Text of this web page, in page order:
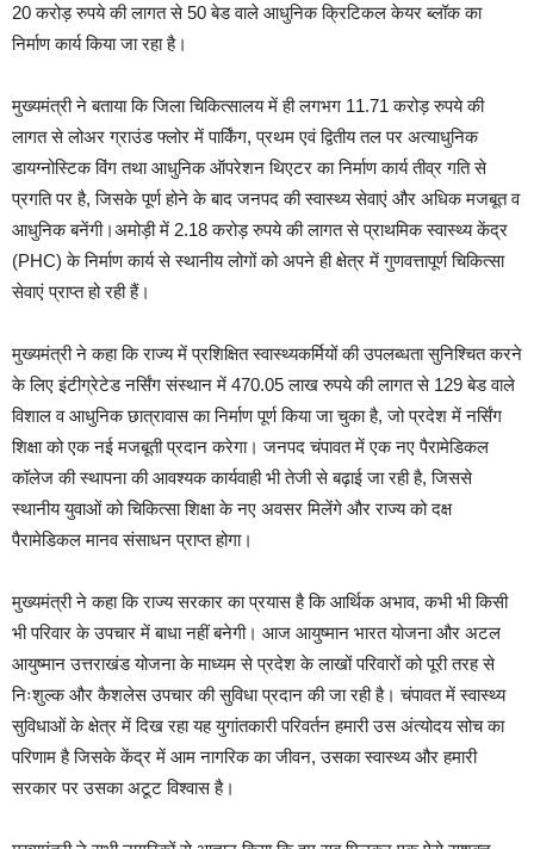
20 करोड़ रुपये की लागत से 50 बेड वाले आधुनिक क्रिटिकल केयर ब्लॉक का
निर्माण कार्य किया जा रहा है।
मुख्यमंत्री ने बताया कि जिला चिकित्सालय में ही लगभग 11.71 करोड़ रुपये की
लागत से लोअर ग्राउंड फ्लोर में पार्किंग, प्रथम एवं द्वितीय तल पर अत्याधुनिक
डायग्नोस्टिक विंग तथा आधुनिक ऑपरेशन थिएटर का निर्माण कार्य तीव्र गति से
प्रगति पर है, जिसके पूर्ण होने के बाद जनपद की स्वास्थ्य सेवाएं और अधिक मजबूत व
आधुनिक बनेंगी।अमोड़ी में 2.18 करोड़ रुपये की लागत से प्राथमिक स्वास्थ्य केंद्र
(PHC) के निर्माण कार्य से स्थानीय लोगों को अपने ही क्षेत्र में गुणवत्तापूर्ण चिकित्सा
सेवाएं प्राप्त हो रही हैं।
मुख्यमंत्री ने कहा कि राज्य में प्रशिक्षित स्वास्थ्यकर्मियों की उपलब्धता सुनिश्चित करने
के लिए इंटीग्रेटेड नर्सिंग संस्थान में 470.05 लाख रुपये की लागत से 129 बेड वाले
विशाल व आधुनिक छात्रावास का निर्माण पूर्ण किया जा चुका है, जो प्रदेश में नर्सिंग
शिक्षा को एक नई मजबूती प्रदान करेगा। जनपद चंपावत में एक नए पैरामेडिकल
कॉलेज की स्थापना की आवश्यक कार्यवाही भी तेजी से बढ़ाई जा रही है, जिससे
स्थानीय युवाओं को चिकित्सा शिक्षा के नए अवसर मिलेंगे और राज्य को दक्ष
पैरामेडिकल मानव संसाधन प्राप्त होगा।
मुख्यमंत्री ने कहा कि राज्य सरकार का प्रयास है कि आर्थिक अभाव, कभी भी किसी
भी परिवार के उपचार में बाधा नहीं बनेगी। आज आयुष्मान भारत योजना और अटल
आयुष्मान उत्तराखंड योजना के माध्यम से प्रदेश के लाखों परिवारों को पूरी तरह से
निःशुल्क और कैशलेस उपचार की सुविधा प्रदान की जा रही है। चंपावत में स्वास्थ्य
सुविधाओं के क्षेत्र में दिख रहा यह युगांतकारी परिवर्तन हमारी उस अंत्योदय सोच का
परिणाम है जिसके केंद्र में आम नागरिक का जीवन, उसका स्वास्थ्य और हमारी
सरकार पर उसका अटूट विश्वास है।